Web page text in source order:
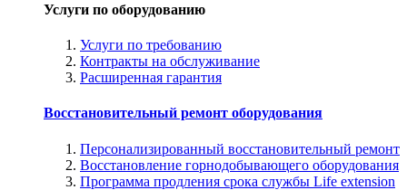
Услуги по оборудованию
Услуги по требованию
Контракты на обслуживание
Расширенная гарантия
Восстановительный ремонт оборудования
Персонализированный восстановительный ремонт
Восстановление горнодобывающего оборудования
Программа продления срока службы Life extension